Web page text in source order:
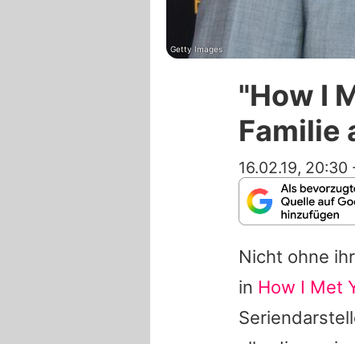
Getty Images
"How I
Familie
16.02.19, 20:30
Nicht ohne
in How I Met